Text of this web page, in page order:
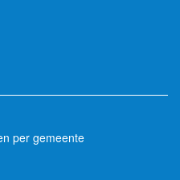
per gemeente